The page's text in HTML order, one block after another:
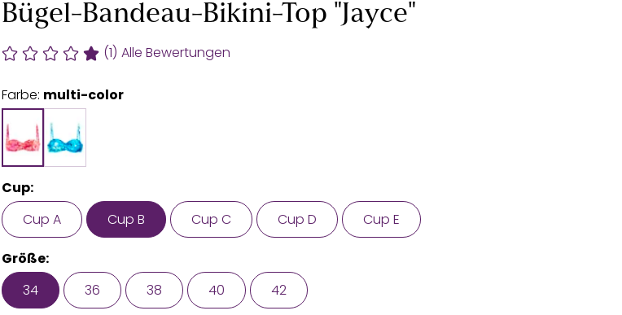
Bügel-Bandeau-Bikini-Top "Jayce"
(1) Alle Bewertungen
Farbe: multi-color
Cup:
Cup A
Cup B Cup C Cup D Cup E
Größe:
34
36 38 40 42